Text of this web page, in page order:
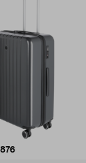
876arvostelut
viidestä